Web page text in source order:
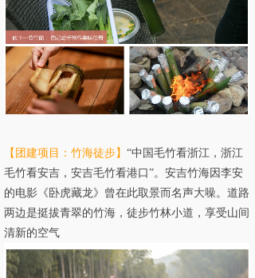
【团建项目：竹海徒步】 “中国毛竹看浙江，浙江
毛竹看安吉，安吉毛竹看港口”。安吉竹海因李安
的电影《卧虎藏龙》曾在此取景而名声大噪。道路
两边是挺拔青翠的竹海，徒步竹林小道，享受山间
清新的空气